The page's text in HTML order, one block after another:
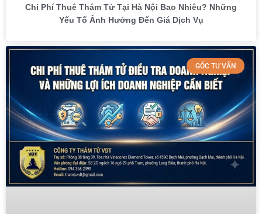
Chi Phí Thuê Thám Tử Tại Hà Nội Bao Nhiêu? Những
Yếu Tố Ảnh Hưởng Đến Giá Dịch Vụ
GÓC TƯ VẤN